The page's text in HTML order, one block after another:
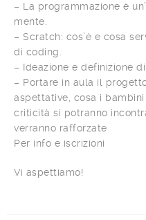
– La programmazione è
mente.
– Scratch: cos’è e cosa
di coding.
– Ideazione e definizione
– Portare in aula il
aspettative, cosa i
criticità si potranno
verranno rafforzate
Per info e iscrizioni
Vi aspettiamo!